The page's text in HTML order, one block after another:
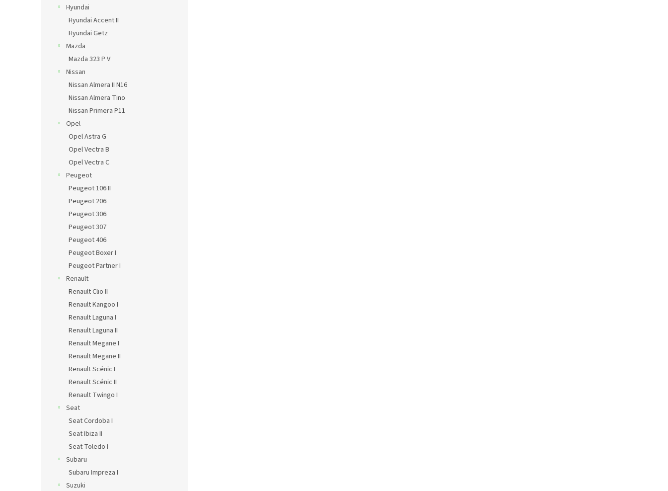
Hyundai
Hyundai Accent II
Hyundai Getz
Mazda
Mazda 323 P V
Nissan
Nissan Almera II N16
Nissan Almera Tino
Nissan Primera P11
Opel
Opel Astra G
Opel Vectra B
Opel Vectra C
Peugeot
Peugeot 106 II
Peugeot 206
Peugeot 306
Peugeot 307
Peugeot 406
Peugeot Boxer I
Peugeot Partner I
Renault
Renault Clio II
Renault Kangoo I
Renault Laguna I
Renault Laguna II
Renault Megane I
Renault Megane II
Renault Scénic I
Renault Scénic II
Renault Twingo I
Seat
Seat Cordoba I
Seat Ibiza II
Seat Toledo I
Subaru
Subaru Impreza I
Suzuki